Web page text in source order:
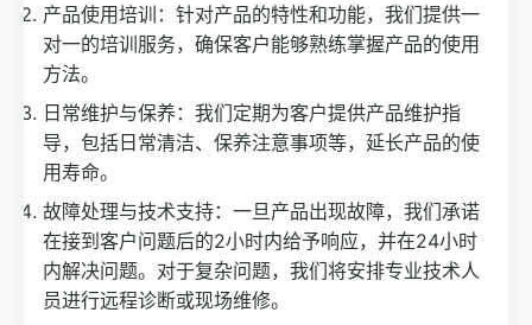
产品使用培训：针对产品的特性和功能，我们提供一
对一的培训服务，确保客户能够熟练掌握产品的使用
方法。
日常维护与保养：我们定期为客户提供产品维护指
导，包括日常清洁、保养注意事项等，延长产品的使
用寿命。
故障处理与技术支持：一旦产品出现故障，我们承诺
在接到客户问题后的2小时内给予响应，并在24小时
内解决问题。对于复杂问题，我们将安排专业技术人
员进行远程诊断或现场维修。